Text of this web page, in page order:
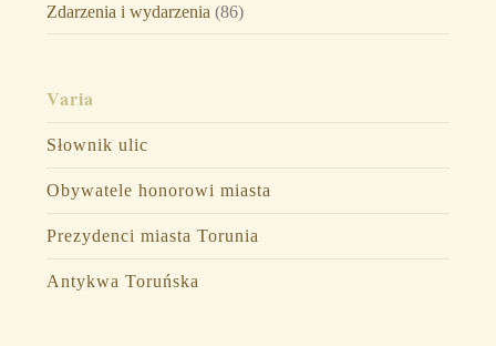
Zdarzenia i wydarzenia (86)
Varia
Słownik ulic
Obywatele honorowi miasta
Prezydenci miasta Torunia
Antykwa Toruńska